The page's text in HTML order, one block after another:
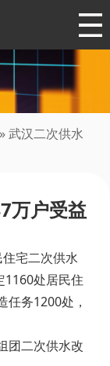
» 武汉二次供水
万户受益
宅二次供水
1160处居民住
任务1200处，
团二次供水改